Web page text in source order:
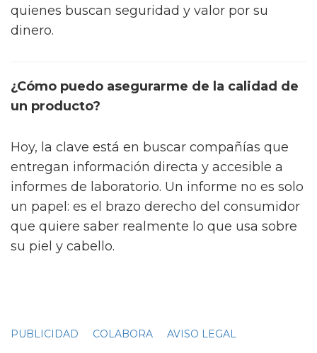
quienes buscan seguridad y valor por su
dinero.
¿Cómo puedo asegurarme de la calidad de
un producto?
Hoy, la clave está en buscar compañías que
entregan información directa y accesible a
informes de laboratorio. Un informe no es solo
un papel: es el brazo derecho del consumidor
que quiere saber realmente lo que usa sobre
su piel y cabello.
PUBLICIDAD COLABORA
AVISO LEGAL